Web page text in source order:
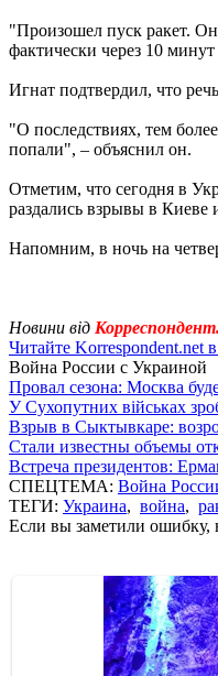
"Произошел пуск ракет.
фактически через 10
Игнат подтвердил, что
"О последствиях, тем
попали", – объяснил он.
Отметим, что сегодня в
раздались взрывы в Киеве
Напомним, в ночь на
Новини від
Читайте Korrespondent.net
Война России с Украиной
Провал сезона: Москва
У Сухопутних військах
Взрыв в Сыктывкаре:
Стали известны объемы
Встреча президентов:
СПЕЦТЕМА: Война
ТЕГИ: Украина, война,
Если вы заметили ошибку,